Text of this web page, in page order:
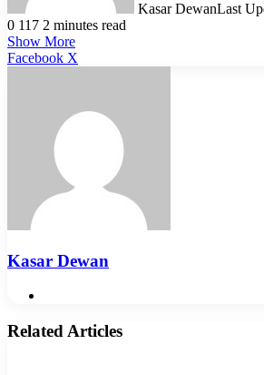
Kasar DewanLast
0 117 2 minutes read
Show More
Facebook X
Kasar Dewan
Related Articles